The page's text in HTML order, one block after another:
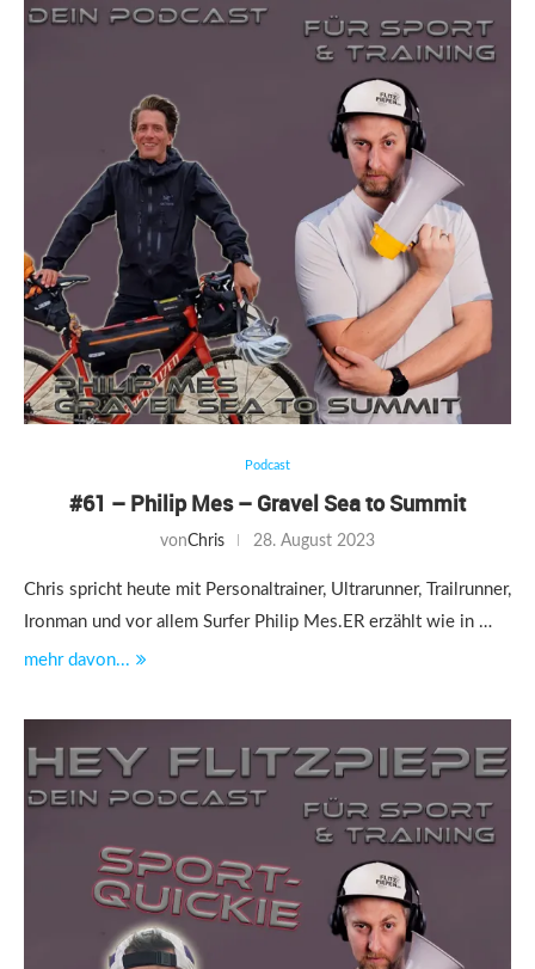
Podcast
#61 – Philip Mes – Gravel Sea to Summit
vonChris 28. August 2023
Chris spricht heute mit Personaltrainer, Ultrarunner, Trailrunner,
Ironman und vor allem Surfer Philip Mes.ER erzählt wie in …
mehr davon...